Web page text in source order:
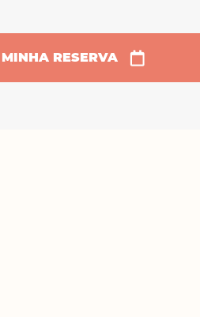
RESERVA